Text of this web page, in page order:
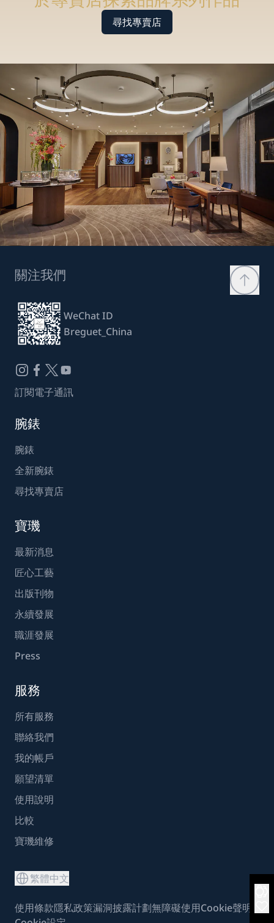
尋找專賣店
關注我們
WeChat ID
Breguet_China
訂閱電子通訊
腕錶
腕錶
全新腕錶
尋找專賣店
寶璣
最新消息
匠心工藝
出版刊物
永續發展
職涯發展
Press
服務
所有服務
聯絡我們
我的帳戶
願望清單
使用說明
比較
寶璣維修
繁體中文
使用條款隱私政策漏洞披露計劃無障礙使用Cookie聲明